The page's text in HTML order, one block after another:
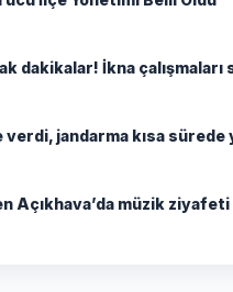
dakikalar! İkna çalışmaları
verdi, jandarma kısa sürede
Açıkhava’da müzik ziyafeti